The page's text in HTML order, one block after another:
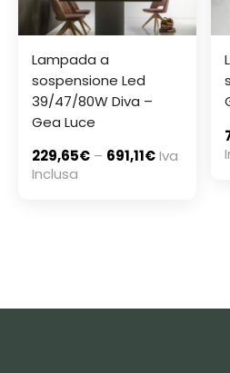
Lampada a
sospensione Led
39/47/80W Diva –
Gea Luce
229,65€ – 691,11€Iva
Inclusa